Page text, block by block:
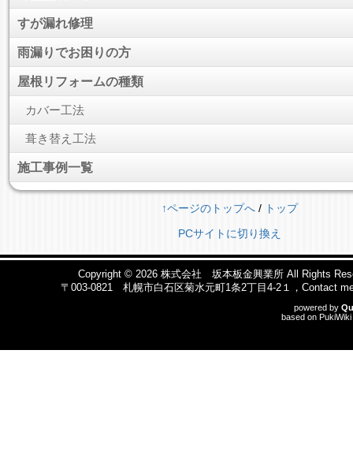
すが漏れ修理
雨漏りでお困りの方
屋根リフォームの種類
カバー工法
葺き替え工法
施工事例一覧
↑ページのトップへ/ トップ
PCサイトに切り換え
Copyright © 2026 株式会社 坂本板金興業所 All Rights
〒003-0821 札幌市白石区菊水元町1条2丁目4-2１，Contact
powered by
based on PukiWiki